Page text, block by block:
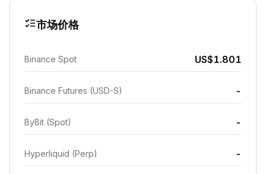
市场价格
Binance Spot US$1.801
Binance Futures (USD-S) -
ByBit (Spot) -
Hyperliquid (Perp) -